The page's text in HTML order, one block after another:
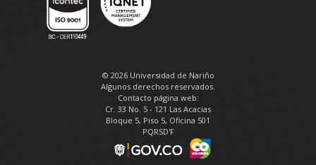
© 2026 Universidad de Nariño
Algunos derechos reservados.
Contacto página web:
Cr. 33 No. 5 - 121 Las Acacias
Bloque 5, Piso 5, Oficina 501
PQRSD'F